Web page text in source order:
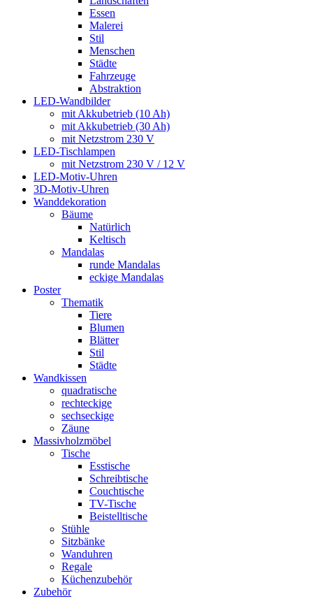
Essen
Malerei
Stil
Menschen
Städte
Fahrzeuge
Abstraktion
LED-Wandbilder
mit Akkubetrieb (10 Ah)
mit Akkubetrieb (30 Ah)
mit Netzstrom 230 V
LED-Tischlampen
mit Netzstrom 230 V / 12 V
LED-Motiv-Uhren
3D-Motiv-Uhren
Wanddekoration
Bäume
Natürlich
Keltisch
Mandalas
runde Mandalas
eckige Mandalas
Poster
Thematik
Tiere
Blumen
Blätter
Stil
Städte
Wandkissen
quadratische
rechteckige
sechseckige
Zäune
Massivholzmöbel
Tische
Esstische
Schreibtische
Couchtische
TV-Tische
Beistelltische
Stühle
Sitzbänke
Wanduhren
Regale
Küchenzubehör
Zubehör